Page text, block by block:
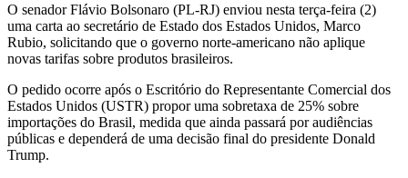
O senador Flávio Bolsonaro (PL-RJ) enviou nesta terça-feira (2)
uma carta ao secretário de Estado dos Estados Unidos, Marco
Rubio, solicitando que o governo norte-americano não aplique
novas tarifas sobre produtos brasileiros.
O pedido ocorre após o Escritório do Representante Comercial dos
Estados Unidos (USTR) propor uma sobretaxa de 25% sobre
importações do Brasil, medida que ainda passará por audiências
públicas e dependerá de uma decisão final do presidente Donald
Trump.